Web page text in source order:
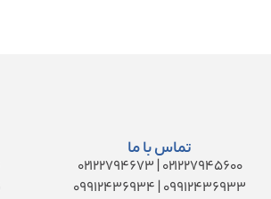
تماس با ما
۰۲۱۲۲۷۹۴۵۶۰۰ | ۰۲۱۲۲۷۹۴۶۷۳
۰۹۹۱۲۴۳۶۹۳۳ | ۰۹۹۱۲۴۳۶۹۳۴